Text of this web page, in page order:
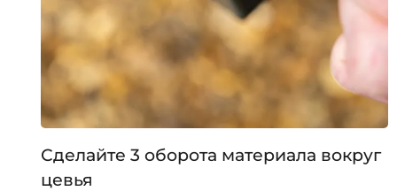
Сделайте 3 оборота материала вокруг
цевья